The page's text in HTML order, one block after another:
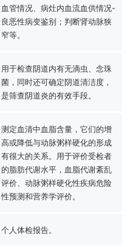
血管情况、病灶内血流血供情况-
良恶性病变鉴别；判断肾动脉狭
窄等。
用于检查阴道内有无滴虫、念珠
菌，同时还可确定阴道清洁度，
是筛查阴道炎的有效手段。
测定血清中血脂含量，它们的增
高或降低与动脉粥样硬化的形成
有很大的关系。用于评价受检者
的脂肪代谢水平，血脂代谢紊乱
评价、动脉粥样硬化性疾病危险
性预测和营养学评价。
个人体检报告。